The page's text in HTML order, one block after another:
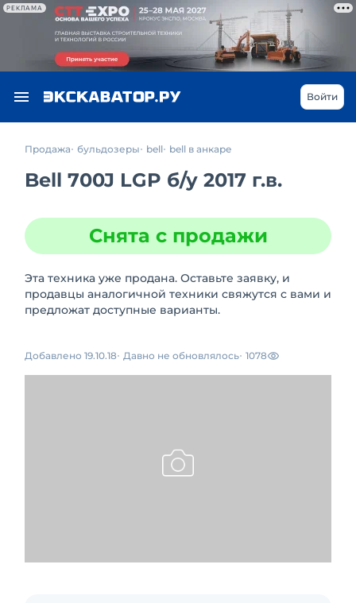
РЕКЛАМА
Войти
Продажа бульдозеры bell bell в анкаре
Bell 700J LGP б/у 2017 г.в.
Снята с продажи
Эта техника уже продана. Оставьте заявку, и
продавцы аналогичной техники свяжутся с вами и
предложат доступные варианты.
Добавлено 19.10.18 Давно не обновлялось 1078